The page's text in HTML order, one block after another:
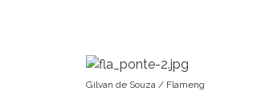
Gilvan de Souza / Flameng